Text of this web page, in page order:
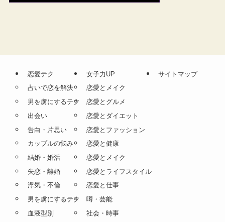
恋愛テク
占いで恋を解決
男を虜にするテク
出会い
告白・片思い
カップルの悩み
結婚・婚活
失恋・離婚
浮気・不倫
男を虜にするテク
血液型別
女子力UP
恋愛とメイク
恋愛とグルメ
恋愛とダイエット
恋愛とファッション
恋愛と健康
恋愛とメイク
恋愛とライフスタイル
恋愛と仕事
噂・芸能
社会・時事
サイトマップ